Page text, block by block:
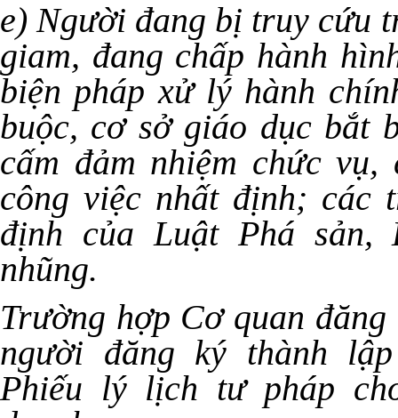
e) Người đang bị truy cứu
giam, đang chấp hành
biện pháp xử lý hành
buộc, cơ sở giáo dục bắt
cấm đảm nhiệm chức vụ,
công việc nhất định; các
định của Luật Phá sản,
nhũng.
Trường hợp Cơ quan
người đăng ký thành
Phiếu lý lịch tư pháp